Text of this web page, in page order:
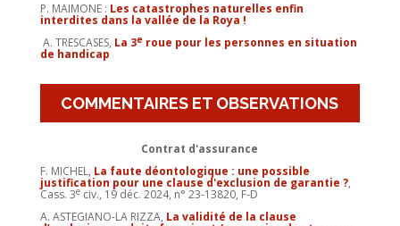
P. MAIMONE : Les catastrophes naturelles enfin
interdites dans la vallée de la Roya !
A. TRESCASES, La 3e roue pour les personnes en situation
de handicap
COMMENTAIRES ET OBSERVATIONS
Contrat d'assurance
F. MICHEL, La faute déontologique : une possible
justification pour une clause d'exclusion de garantie ?,
Cass. 3eciv., 19 déc. 2024, n° 23-13820, F-D
A. ASTEGIANO-LA RIZZA, La validité de la clause